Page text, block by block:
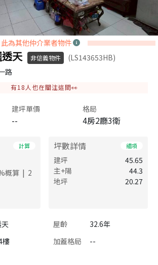
此為其他仲介業者物件
天 非信義物件
(LS143653HB)
路
有18 人也在關注這間👀
建坪單價
--
格局
4房2廳3衛
計算
概算 | 2
坪數詳情 細項
建坪
45.65
主+陽
44.3
地坪
20.27
屋齡
32.6年
樓 加蓋格局
--